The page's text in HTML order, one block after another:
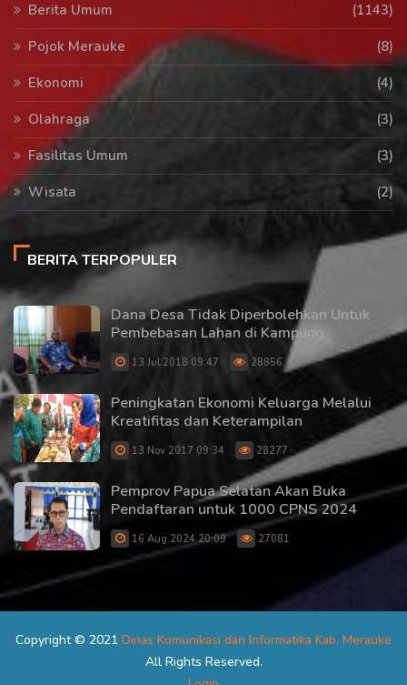
Berita Umum
(1143)
Pojok Merauke
(8)
Ekonomi
(4)
Olahraga
(3)
Fasilitas Umum
(3)
Wisata
(2)
BERITA TERPOPULER
Dana Desa Tidak Diperbolehkan Untuk
Pembebasan Lahan di Kampung
13 Jul 2018 09:47 28856
Peningkatan Ekonomi Keluarga Melalui
Kreatifitas dan Keterampilan
13 Nov 2017 09:34 28277
Pemprov Papua Selatan Akan Buka
Pendaftaran untuk 1000 CPNS 2024
16 Aug 2024 20:09 27081
Copyright © 2021 Dinas Komunikasi dan Informatika Kab. Merauke
All Rights Reserved.